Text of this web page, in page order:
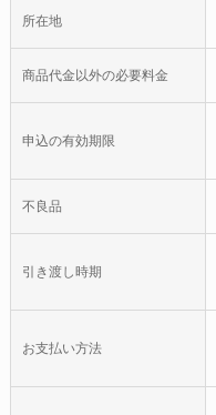
所在地
商品代金以外の必要料金
申込の有効期限
不良品
引き渡し時期
お支払い方法